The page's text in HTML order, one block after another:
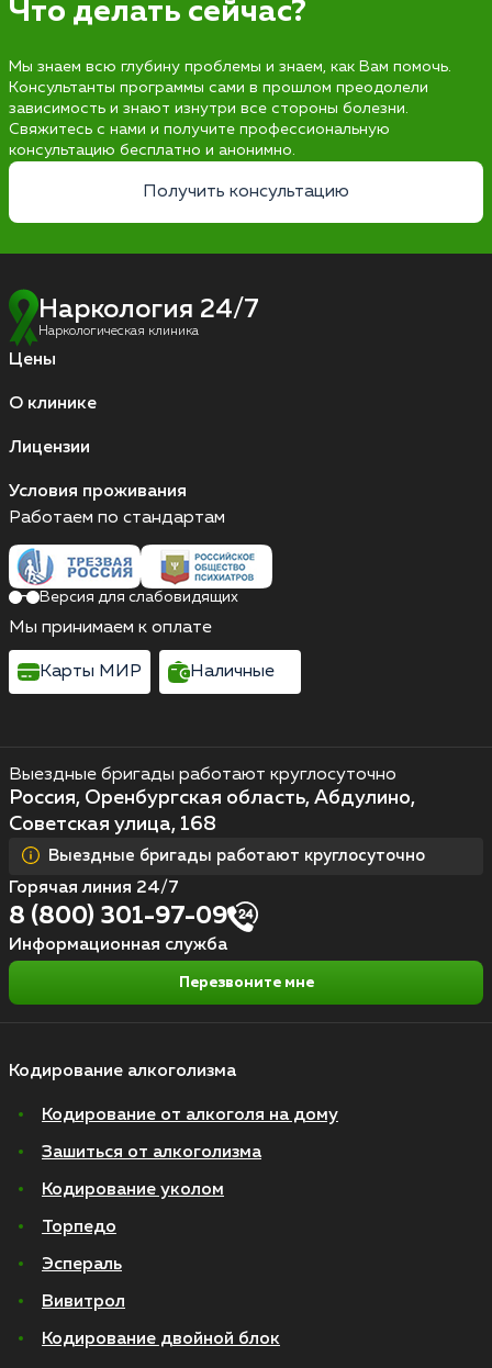
Что делать сейчас?
Мы знаем всю глубину проблемы и знаем, как Вам помочь.
Консультанты программы сами в прошлом преодолели
зависимость и знают изнутри все стороны болезни.
Свяжитесь с нами и получите профессиональную
консультацию бесплатно и анонимно.
Получить консультацию
Наркология 24/7
Наркологическая клиника
Цены
О клинике
Лицензии
Условия проживания
Кодирование алкоголизма
Кодирование от алкоголя на дому
Зашиться от алкоголизма
Кодирование уколом
Торпедо
Эспераль
Вивитрол
Кодирование двойной блок
Выездные бригады работают круглосуточно
Россия, Оренбургская область, Абдулино,
Советская улица, 168
Выездные бригады работают круглосуточно
Горячая линия 24/7
8 (800) 301-97-09
Информационная служба
Перезвоните мне
Работаем по стандартам
Версия для слабовидящих
Мы принимаем к оплате
Карты МИР Наличные